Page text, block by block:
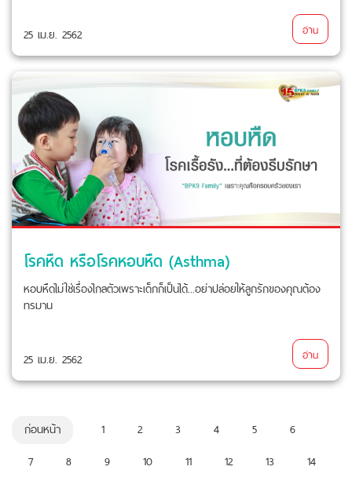
25 เม.ย. 2562 อ่าน
โรคหืด หรือโรคหอบหืด (Asthma)
หอบหืดไม่ใช่เรื่องไกลตัวเพราะเด็กก็เป็นได้...อย่าปล่อยให้ลูกรักของคุณต้อง
ทรมาน
25 เม.ย. 2562 อ่าน
ก่อนหน้า 1 2 3 4 5
6
7
8 9 10 11 12 13
14